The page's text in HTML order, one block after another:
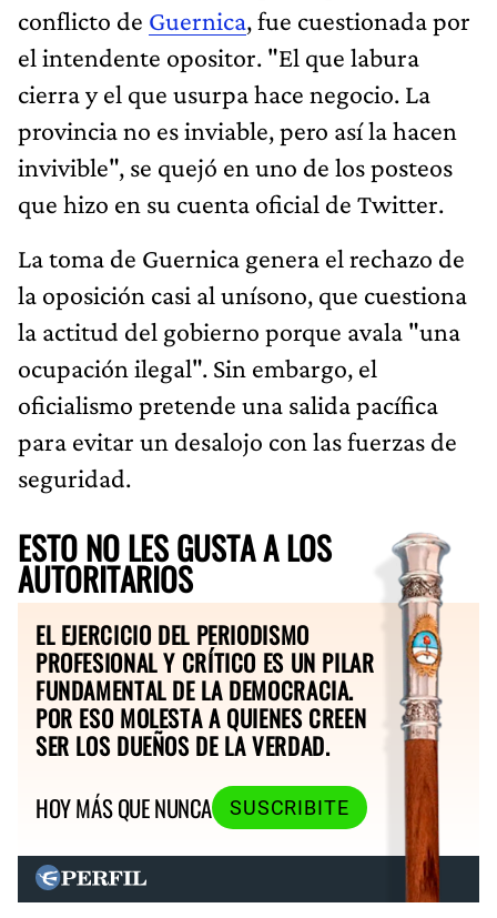
conflicto de Guernica, fue cuestionada por
el intendente opositor. "El que labura
cierra y el que usurpa hace negocio. La
provincia no es inviable, pero así la hacen
invivible", se quejó en uno de los posteos
que hizo en su cuenta oficial de Twitter.
La toma de Guernica genera el rechazo de
la oposición casi al unísono, que cuestiona
la actitud del gobierno porque avala "una
ocupación ilegal". Sin embargo, el
oficialismo pretende una salida pacífica
para evitar un desalojo con las fuerzas de
seguridad.
ESTO NO LES GUSTA A LOS
AUTORITARIOS
EL EJERCICIO DEL PERIODISMO
PROFESIONAL Y CRÍTICO ES UN PILAR
FUNDAMENTAL DE LA DEMOCRACIA.
POR ESO MOLESTA A QUIENES CREEN
SER LOS DUEÑOS DE LA VERDAD.
HOY MÁS QUE NUNCA
SUSCRIBITE